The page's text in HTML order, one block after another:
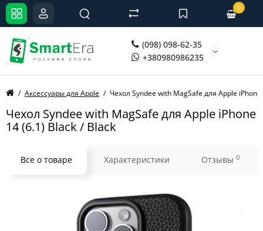
(098) 098-62-35
+380980986235
0
Аксессуары для Apple Чехол Syndee with MagSafe для Apple
Чехол Syndee with MagSafe для Apple iPhone
14 (6.1) Black / Black
Все о товаре Характеристики Отзывы 0